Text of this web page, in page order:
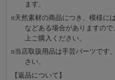
ます。
n天然素材の商品につき、模様に
などある場合がありますの
上ご購入ください。
n当店取扱用品は⼿芸パーツです
さい。
【返品について】